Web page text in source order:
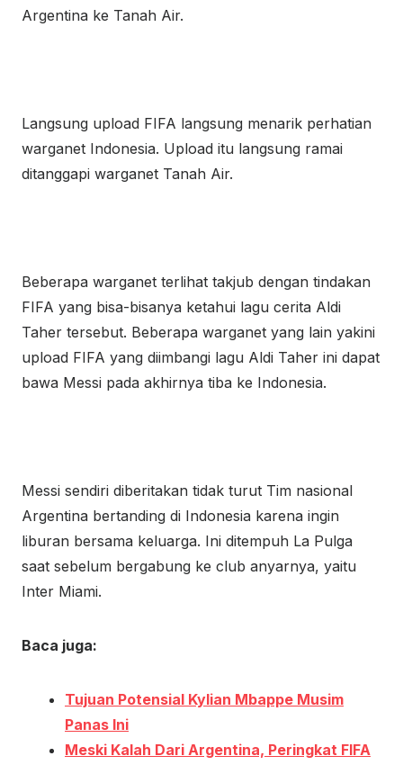
Argentina ke Tanah Air.
Langsung upload FIFA langsung menarik perhatian
warganet Indonesia. Upload itu langsung ramai
ditanggapi warganet Tanah Air.
Beberapa warganet terlihat takjub dengan tindakan
FIFA yang bisa-bisanya ketahui lagu cerita Aldi
Taher tersebut. Beberapa warganet yang lain yakini
upload FIFA yang diimbangi lagu Aldi Taher ini dapat
bawa Messi pada akhirnya tiba ke Indonesia.
Messi sendiri diberitakan tidak turut Tim nasional
Argentina bertanding di Indonesia karena ingin
liburan bersama keluarga. Ini ditempuh La Pulga
saat sebelum bergabung ke club anyarnya, yaitu
Inter Miami.
Baca juga:
Tujuan Potensial Kylian Mbappe Musim
Panas Ini
Meski Kalah Dari Argentina, Peringkat FIFA